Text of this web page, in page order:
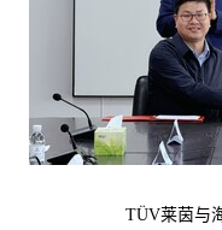
TÜV莱茵与